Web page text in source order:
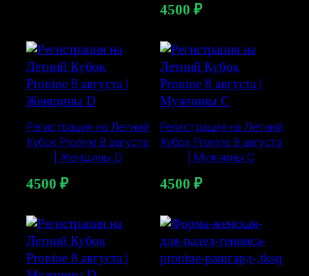
4500 ₽
Регистрация на Летний
Кубок Pronine 8 августа
| Женщины D
4500 ₽
Регистрация на Летний
Кубок Pronine 8 августа
| Мужчины C
4500 ₽